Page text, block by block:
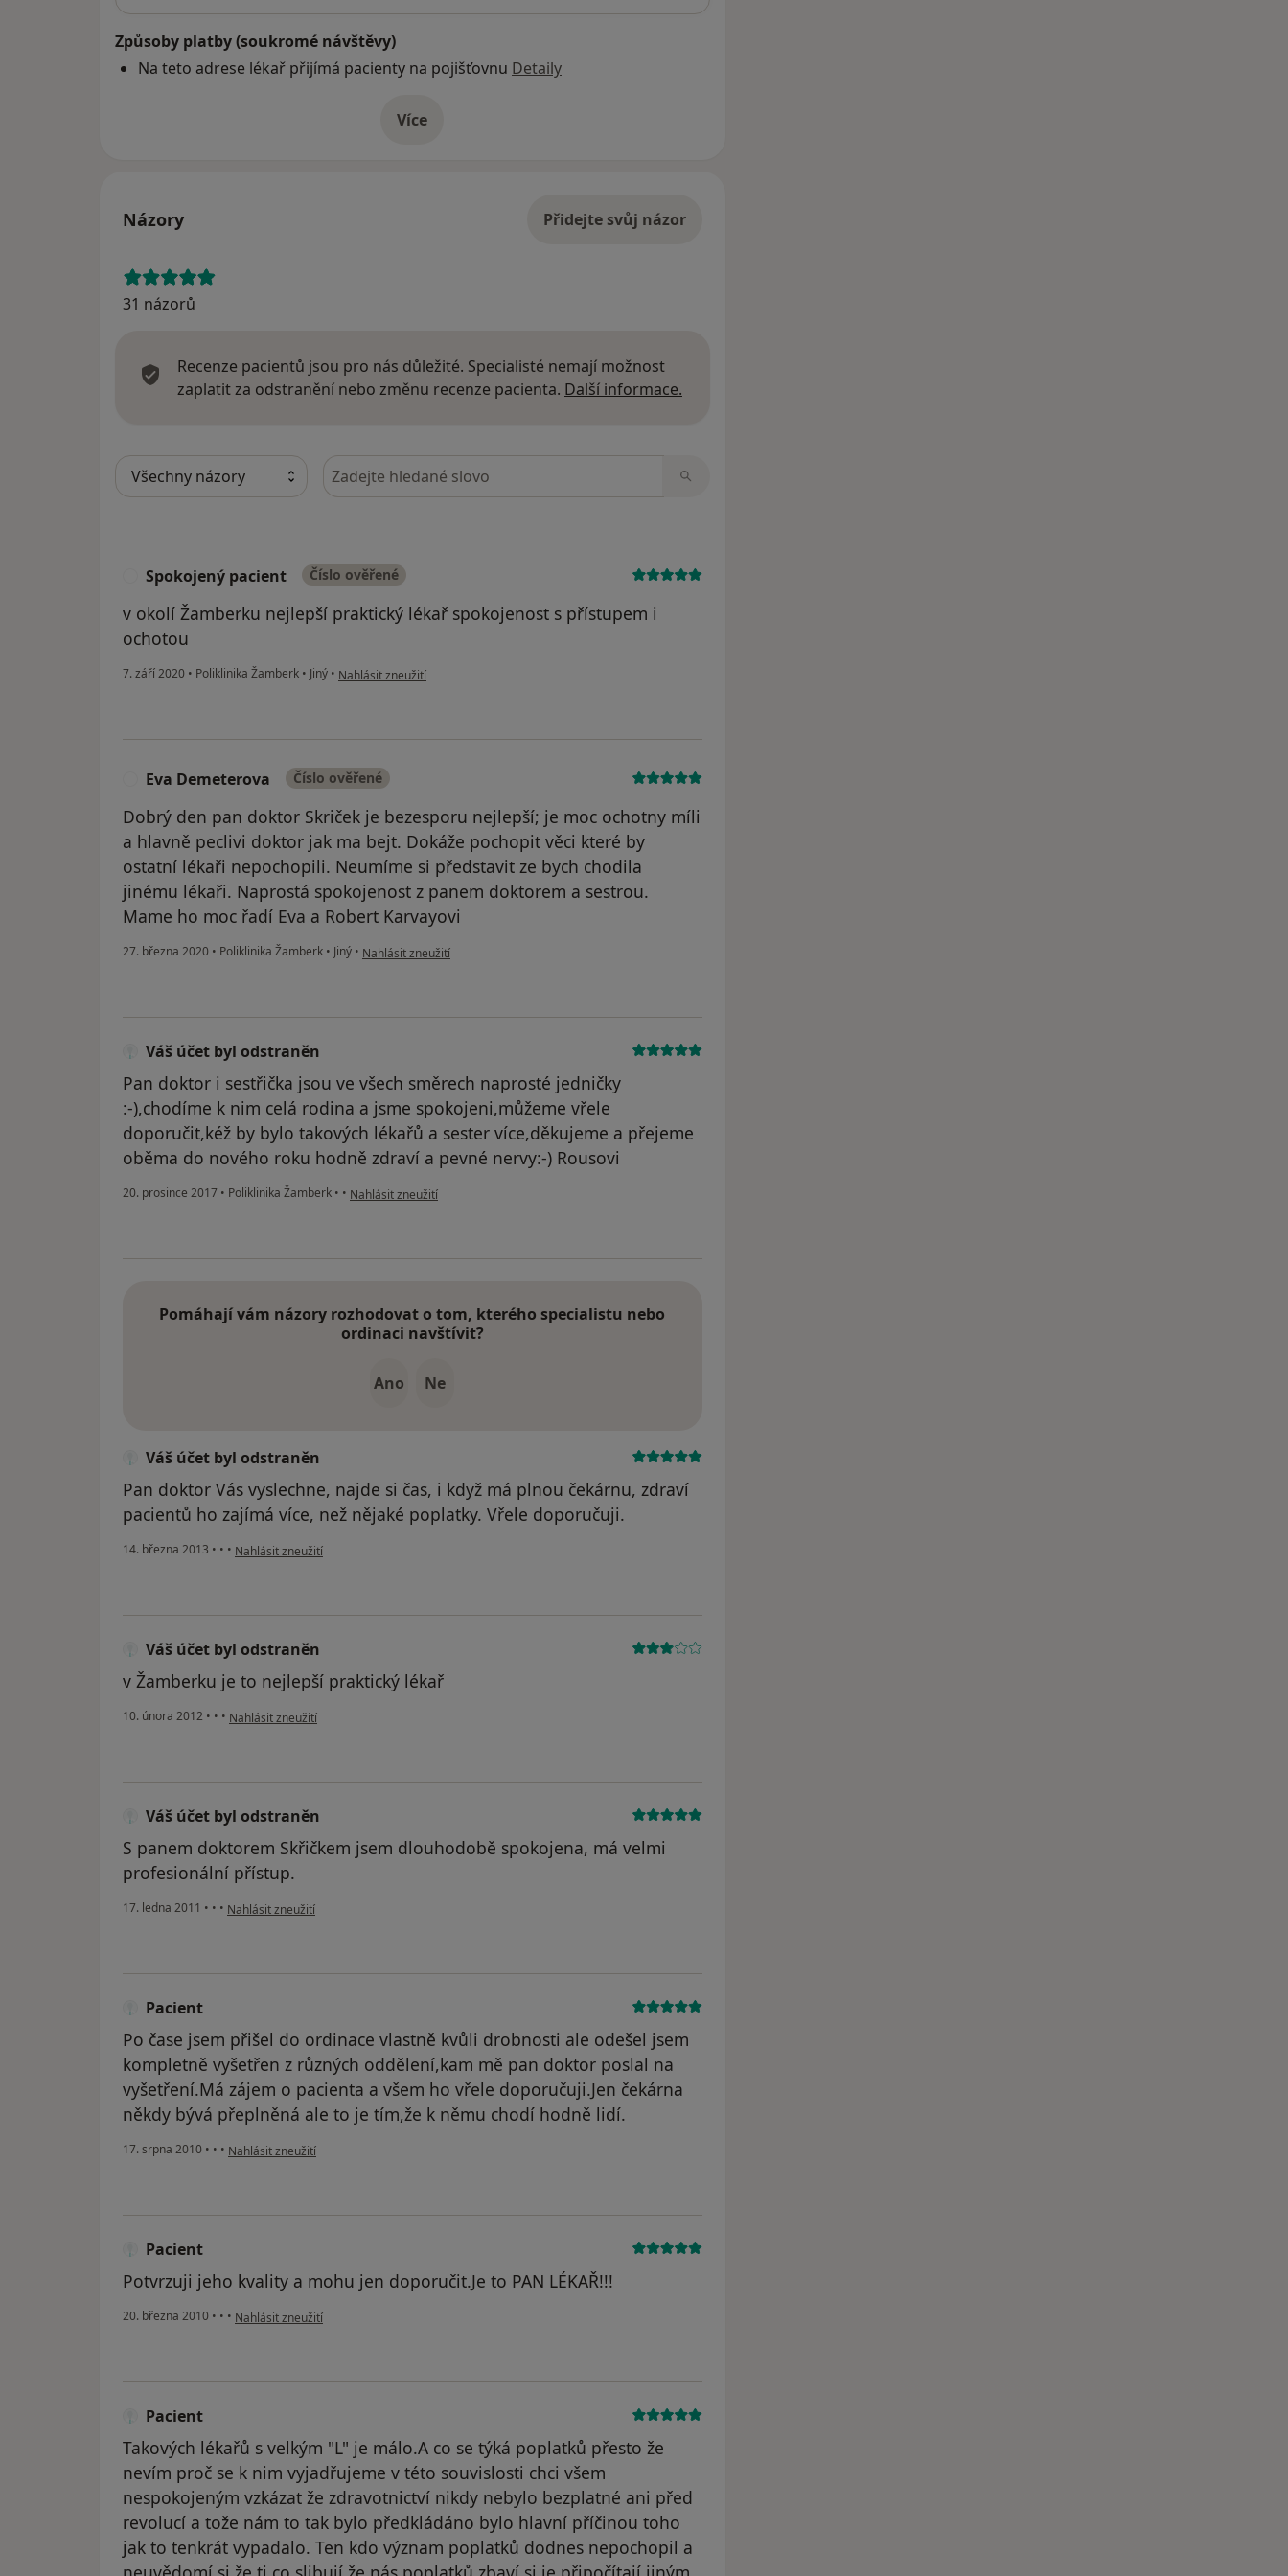
Způsoby platby (soukromé návštěvy)
Na teto adrese lékař přijímá pacienty na pojišťovnu Detaily
Víceo adrese
Názory Přidejte svůj názor
31 názorů
Recenze pacientů jsou pro nás důležité. Specialisté nemají možnost
zaplatit za odstranění nebo změnu recenze pacienta. Další informace.
Hledejte v názorech
Spokojený pacient Číslo ověřené
v okolí Žamberku nejlepší praktický lékař spokojenost s přístupem i
ochotou
7. září 2020 • Poliklinika Žamberk • Jiný • podle názoru uživatele Spokojený pacient
Nahlásit zneužití
Eva Demeterova Číslo ověřené
Dobrý den pan doktor Skriček je bezesporu nejlepší; je moc ochotny míli
a hlavně peclivi doktor jak ma bejt. Dokáže pochopit věci které by
ostatní lékaři nepochopili. Neumíme si představit ze bych chodila
jinému lékaři. Naprostá spokojenost z panem doktorem a sestrou.
Mame ho moc řadí Eva a Robert Karvayovi
27. března 2020 • Poliklinika Žamberk • Jiný • podle názoru uživatele Eva Demeterova
Nahlásit zneužití
Váš účet byl odstraněn
Pan doktor i sestřička jsou ve všech směrech naprosté jedničky
:-),chodíme k nim celá rodina a jsme spokojeni,můžeme vřele
doporučit,kéž by bylo takových lékařů a sester více,děkujeme a přejeme
oběma do nového roku hodně zdraví a pevné nervy:-) Rousovi
20. prosince 2017 • Poliklinika Žamberk • • podle názoru uživatele Váš účet byl odstraněn
Nahlásit zneužití
Pomáhají vám názory rozhodovat o tom, kterého specialistu nebo
ordinaci navštívit?
Ano Ne
Váš účet byl odstraněn
Pan doktor Vás vyslechne, najde si čas, i když má plnou čekárnu, zdraví
pacientů ho zajímá více, než nějaké poplatky. Vřele doporučuji.
14. března 2013 • • • podle názoru uživatele Váš účet byl odstraněn
Nahlásit zneužití
Váš účet byl odstraněn
v Žamberku je to nejlepší praktický lékař
10. února 2012 • • • podle názoru uživatele Váš účet byl odstraněn
Nahlásit zneužití
Váš účet byl odstraněn
S panem doktorem Skřičkem jsem dlouhodobě spokojena, má velmi
profesionální přístup.
17. ledna 2011 • • • podle názoru uživatele Váš účet byl odstraněn
Nahlásit zneužití
Pacient
Po čase jsem přišel do ordinace vlastně kvůli drobnosti ale odešel jsem
kompletně vyšetřen z různých oddělení,kam mě pan doktor poslal na
vyšetření.Má zájem o pacienta a všem ho vřele doporučuji.Jen čekárna
někdy bývá přeplněná ale to je tím,že k němu chodí hodně lidí.
17. srpna 2010 • • • podle názoru uživatele Pacient
Nahlásit zneužití
Pacient
Potvrzuji jeho kvality a mohu jen doporučit.Je to PAN LÉKAŘ!!!
20. března 2010 • • • podle názoru uživatele Pacient
Nahlásit zneužití
Pacient
Takových lékařů s velkým "L" je málo.A co se týká poplatků přesto že
nevím proč se k nim vyjadřujeme v této souvislosti chci všem
nespokojeným vzkázat že zdravotnictví nikdy nebylo bezplatné ani před
revolucí a tože nám to tak bylo předkládáno bylo hlavní příčinou toho
jak to tenkrát vypadalo. Ten kdo význam poplatků dodnes nepochopil a